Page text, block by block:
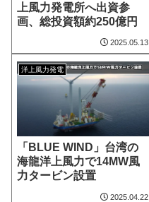
上風力発電所へ出資参
画、総投資額約250億円
2025.05.13
洋上風力発電
「BLUE WIND」台湾の
海龍洋上風力で14MW風
力タービン設置
2025.04.22